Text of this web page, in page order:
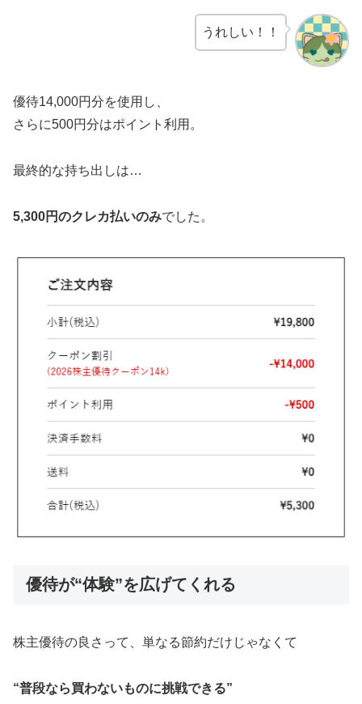
うれしい！！
優待14,000円分を使用し、
さらに500円分はポイント利用。
最終的な持ち出しは…
5,300円のクレカ払いのみでした。
優待が“体験”を広げてくれる
株主優待の良さって、単なる節約だけじゃなくて
“普段なら買わないものに挑戦できる”